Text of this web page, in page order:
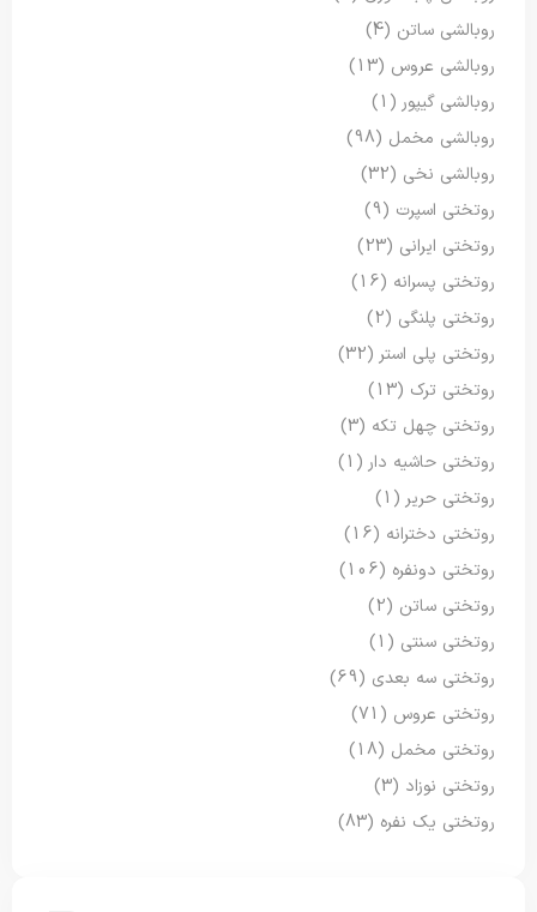
روبالشی ساتن (4)
روبالشی عروس (13)
روبالشی گیپور(1)
روبالشی مخمل (98)
روبالشی نخی (32)
روتختی اسپرت (9)
روتختی ایرانی (23)
روتختی پسرانه (16)
روتختی پلنگی (2)
روتختی پلی استر(32)
روتختی ترک (13)
روتختی چهل تکه (3)
روتختی حاشیه دار(1)
روتختی حریر(1)
روتختی دخترانه (16)
روتختی دونفره (106)
روتختی ساتن (2)
روتختی سنتی (1)
روتختی سه بعدی (69)
روتختی عروس (71)
روتختی مخمل (18)
روتختی نوزاد (3)
روتختی یک نفره (83)